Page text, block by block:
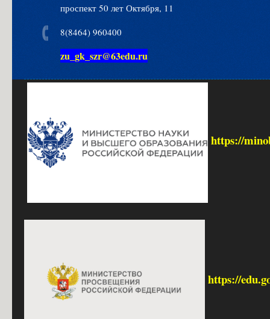
проспект 50 лет Октября, 11
8(8464) 960400
zu_gk_szr@63edu.ru
https://
https://